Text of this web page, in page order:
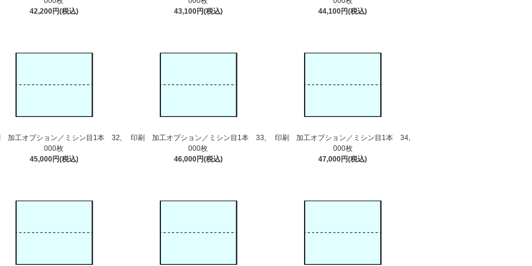
42,200円(税込)
43,100円(税込)
44,100円(税込)
加工オプション／ミシン目1本 32,
000枚
45,000円(税込)
印刷 加工オプション／ミシン目1本 33,
000枚
46,000円(税込)
印刷 加工オプション／ミシン目1本 34,
000枚
47,000円(税込)